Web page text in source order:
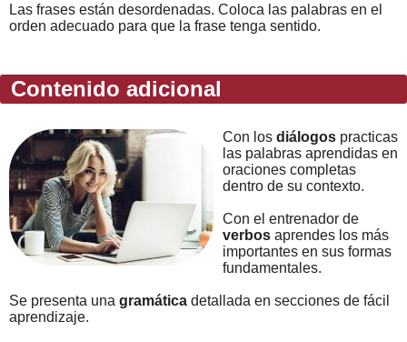
Las frases están desordenadas. Coloca las palabras en el
orden adecuado para que la frase tenga sentido.
Contenido adicional
Con los diálogos practicas
las palabras aprendidas en
oraciones completas
dentro de su contexto.
Con el entrenador de
verbos aprendes los más
importantes en sus formas
fundamentales.
Se presenta una gramática detallada en secciones de fácil
aprendizaje.